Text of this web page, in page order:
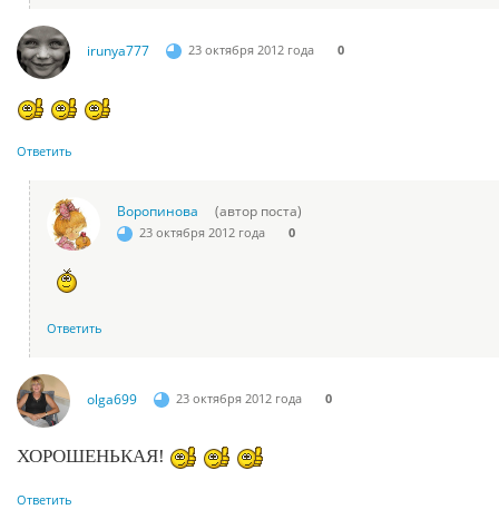
irunya777 23 октября 2012 года 0
Ответить
Воропинова (автор поста)
23 октября 2012 года 0
Ответить
olga699 23 октября 2012 года 0
ХОРОШЕНЬКАЯ!
Ответить